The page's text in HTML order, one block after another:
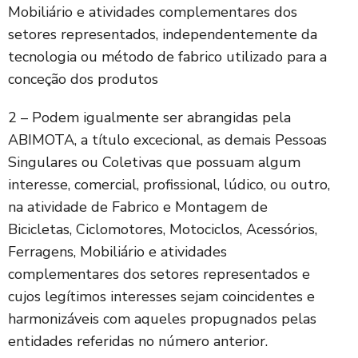
Mobiliário e atividades complementares dos
setores representados, independentemente da
tecnologia ou método de fabrico utilizado para a
conceção dos produtos
2 – Podem igualmente ser abrangidas pela
ABIMOTA, a título excecional, as demais Pessoas
Singulares ou Coletivas que possuam algum
interesse, comercial, profissional, lúdico, ou outro,
na atividade de Fabrico e Montagem de
Bicicletas, Ciclomotores, Motociclos, Acessórios,
Ferragens, Mobiliário e atividades
complementares dos setores representados e
cujos legítimos interesses sejam coincidentes e
harmonizáveis com aqueles propugnados pelas
entidades referidas no número anterior.